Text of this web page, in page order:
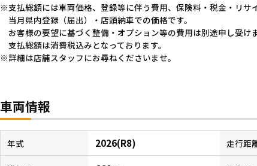
支払総額には車両価格、登録等に伴う費用、保険料・税金・リサ
当月県内登録（届出）・店頭納車での価格です。
お客様の要望に基づく整備・オプション等の費用は別途申し受けま
支払総額は消費税込みとなっております。
詳細は店舗スタッフにお尋ねくださいませ。
車両情報
年式 2026(R8) 走行距